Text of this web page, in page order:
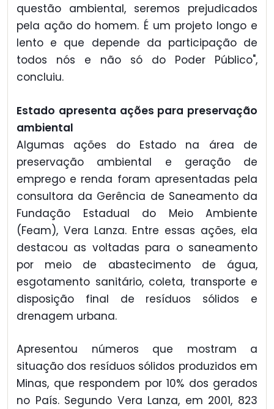
questão ambiental, seremos prejudicados
pela ação do homem. É um projeto longo e
lento e que depende da participação de
todos nós e não só do Poder Público",
concluiu.
Estado apresenta ações para preservação
ambiental
Algumas ações do Estado na área de
preservação ambiental e geração de
emprego e renda foram apresentadas pela
consultora da Gerência de Saneamento da
Fundação Estadual do Meio Ambiente
(Feam), Vera Lanza. Entre essas ações, ela
destacou as voltadas para o saneamento
por meio de abastecimento de água,
esgotamento sanitário, coleta, transporte e
disposição final de resíduos sólidos e
drenagem urbana.
Apresentou números que mostram a
situação dos resíduos sólidos produzidos em
Minas, que respondem por 10% dos gerados
no País. Segundo Vera Lanza, em 2001, 823